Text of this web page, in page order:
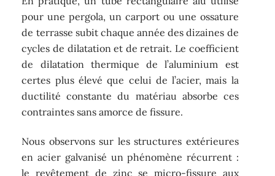
pour une pergola, un carport ou une ossature
de terrasse subit chaque année des dizaines de
cycles de dilatation et de retrait. Le coefficient
de dilatation thermique de l’aluminium est
certes plus élevé que celui de l’acier, mais la
ductilité constante du matériau absorbe ces
contraintes sans amorce de fissure.
Nous observons sur les structures extérieures
en acier galvanisé un phénomène récurrent :
le revêtement de zinc se micro-fissure aux